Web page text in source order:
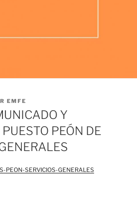
EMFE
Y
PEÓN DE
PEON-SERVICIOS-GENERALES